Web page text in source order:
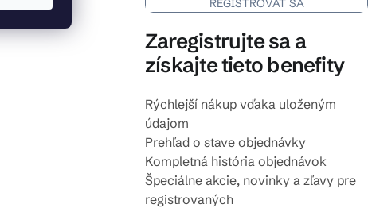
Zaregistrujte sa a
získajte tieto benefity
Rýchlejší nákup vďaka uloženým
údajom
Prehľad o stave objednávky
Kompletná história objednávok
Špeciálne akcie, novinky a zľavy pre
registrovaných